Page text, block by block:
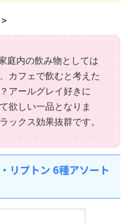
庭内の飲み物としては
カフェで飲むと考えた
アールグレイ好きに
欲しい一品となりま
ックス効果抜群です。
リプトン 6種アソート